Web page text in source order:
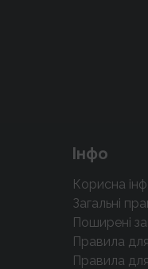
Інфо
Корисна
Загальні
Поширені
Правила
Правила